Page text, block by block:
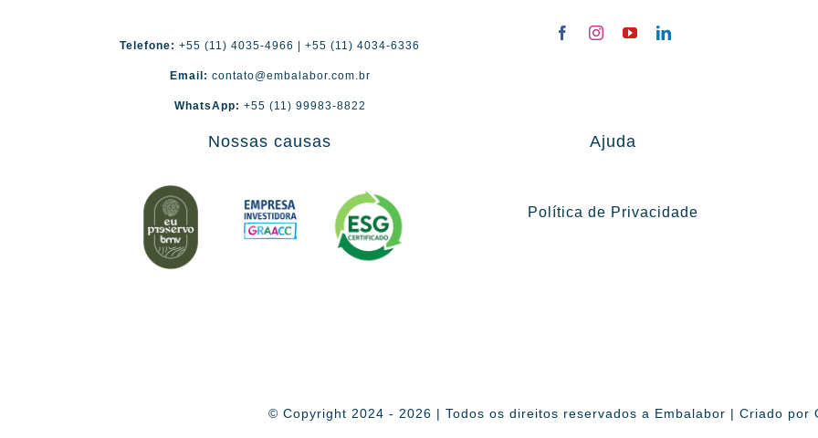
Telefone: +55 (11) 4035-4966 | +55 (11) 4034-6336
Email: contato@embalabor.com.br
WhatsApp: +55 (11) 99983-8822
Nossas causas Ajuda
Política de Privacidade
© Copyright 2024 - 2026 | Todos os direitos reservados a Embalabor | Criado por